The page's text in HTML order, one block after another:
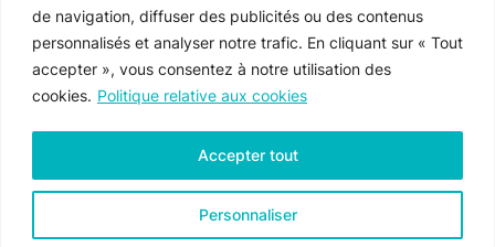
de navigation, diffuser des publicités ou des contenus
personnalisés et analyser notre trafic. En cliquant sur « Tout
accepter », vous consentez à notre utilisation des
cookies. Politique relative aux cookies
Personnaliser
Accepter tout